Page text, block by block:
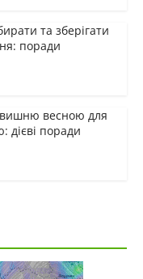
та зберігати
поради
весною для
дієві поради